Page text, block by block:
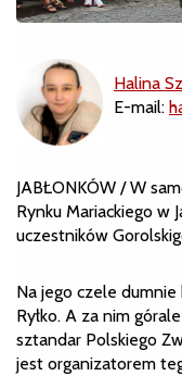
Halina
E-mail:
JABŁONKÓW / W
Rynku Mariackiego w
uczestników
Na jego czele dumnie
Ryłko. A za nim
sztandar Polskiego
jest organizatorem